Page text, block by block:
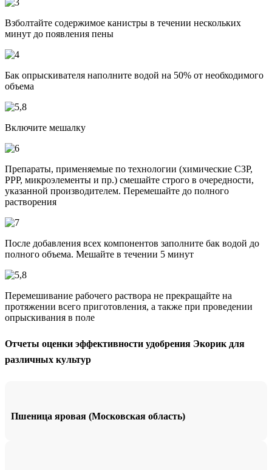
Взболтайте содержимое канистры в течении нескольких
минут до появления пены
Бак опрыскивателя наполните водой на 50% от необходимого
объема
Включите мешалку
Препараты, применяемые по технологии (химические СЗР,
РРР, микроэлементы и пр.) смешайте строго в очередности,
указанной производителем. Перемешайте до полного
растворения
После добавления всех компонентов заполните бак водой до
полного объема. Мешайте в течении 5 минут
Перемешивание рабочего раствора не прекращайте на
протяжении всего приготовления, а также при проведении
опрыскивания в поле
Отчеты оценки эффективности удобрения Экорик для
различных культур
Пшеница яровая (Московская область)